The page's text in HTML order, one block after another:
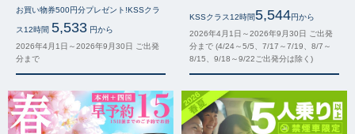
お買い物券500円分プレゼント!KSSクラ
ス12時間 5,533 円から
2026年4月1日～2026年9月30日 ご出発
分まで
KSSクラス12時間5,544円から
2026年4月1日～2026年9月30日 ご出発
分まで (4/24～5/5、7/17～7/19、8/7～
8/15、9/18～9/22ご出発分は除く)